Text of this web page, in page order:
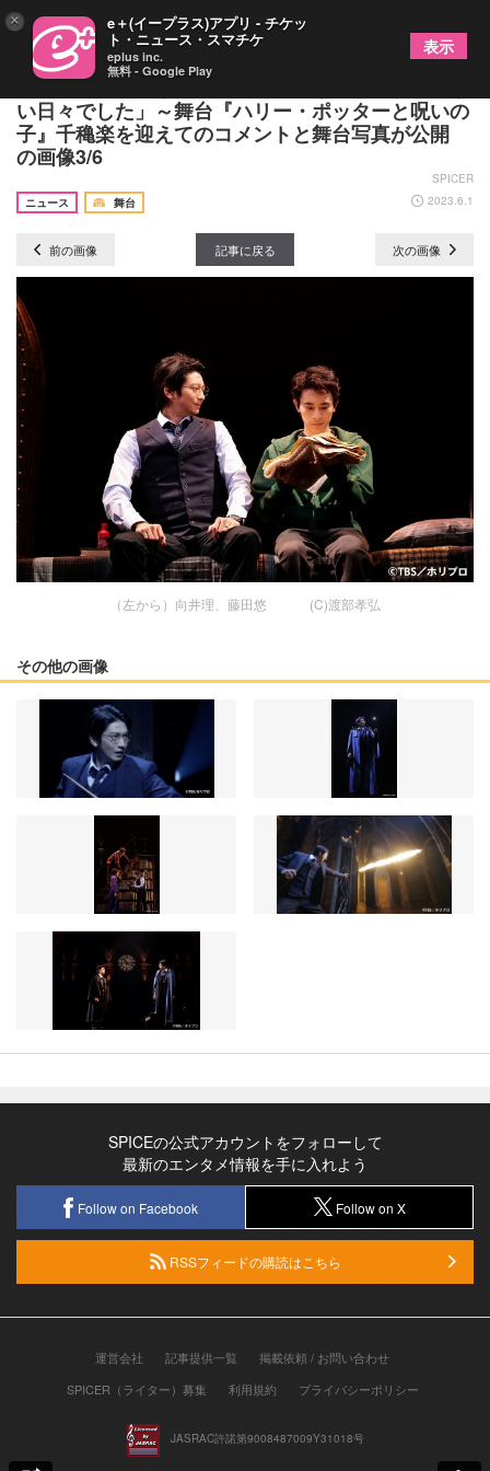
向井理「生半可な気持ちでは臨めない、気を抜けな
い日々でした」～舞台『ハリー・ポッターと呪いの
子』千穐楽を迎えてのコメントと舞台写真が公開
の画像3/6
SPICER
ニュース
舞台 2023.6.1
前の画像 記事に戻る 次の画像
（左から）向井理、藤田悠 (C)渡部孝弘
その他の画像
SPICEの公式アカウントをフォローして
最新のエンタメ情報を手に入れよう
Follow on Facebook Follow on X
RSSフィードの購読はこちら
運営会社 記事提供一覧
掲載依頼 / お問い合わせ
SPICER（ライター）募集
利用規約 プライバシーポリシー
JASRAC許諾第9008487009Y31018号
× e＋(イープラス)アプリ - チケッ
ト・ニュース・スマチケ
eplus inc.
無料 - Google Play
表示